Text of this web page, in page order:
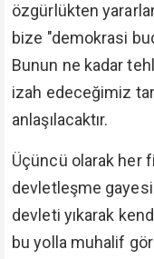
özgürlükten
bize "demokrasi
Bunun ne kadar
izah edeceğimiz
anlaşılacaktır.
Üçüncü olarak her
devletleşme
devleti yıkarak
bu yolla muhalif